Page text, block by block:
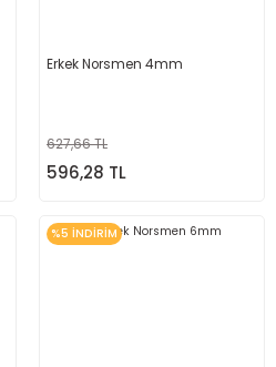
Erkek Norsmen 4mm
627,66 TL
596,28 TL
%5 İNDİRİM